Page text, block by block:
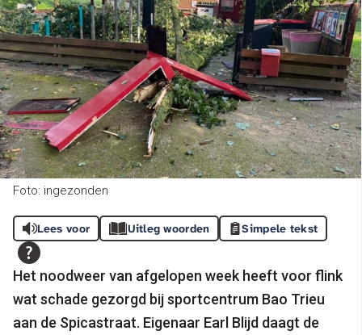
Foto: ingezonden
Lees voor Uitleg woorden Simpele tekst
Het noodweer van afgelopen week heeft voor flink
wat schade gezorgd bij sportcentrum Bao Trieu
aan de Spicastraat. Eigenaar Earl Blijd daagt de